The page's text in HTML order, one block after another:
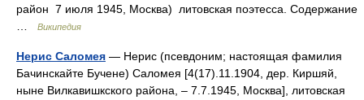
район 7 июля 1945, Москва) литовская поэтесса. Содержание
…
Википедия
Нерис Саломея — Нерис (псевдоним; настоящая фамилия
Бачинскайте Бучене) Саломея [4(17).11.1904, дер. Киршяй,
ныне Вилкавишкского района, ‒ 7.7.1945, Москва], литовская